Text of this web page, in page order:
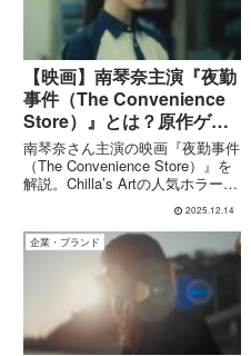
【映画】南琴奈主演『夜勤
事件（The Convenience
Store）』とは？原作ゲー
ム実写化ホラーのあらす
じ・キャスト・公開日まと
め
南琴奈さん主演の映画『夜勤事件
（The Convenience Store）』を
解説。Chilla’s Artの人気ホラーゲ
2026年2月20日公開、あらすじ・
キャスト・見どころを整理。
2025.12.14
企業・ブランド